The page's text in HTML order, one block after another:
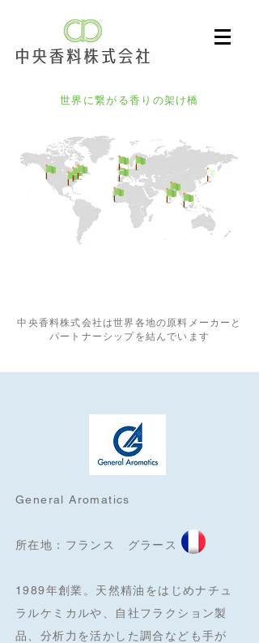
世界に繋がる香りの架け橋
中央香料株式会社は世界各地の原料メーカーと
パートナーシップを結んでいます
General Aromatics
所在地：フランス グラース
1989年創業。 天然精油をはじめナチュ
ラルケミカルや、自社フラクション製
品、分析力を活かした調合なども手が